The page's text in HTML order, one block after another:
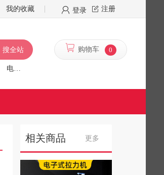
我的收藏 登录 注册
搜全站
电炉
购物车 0
相关商品 更多